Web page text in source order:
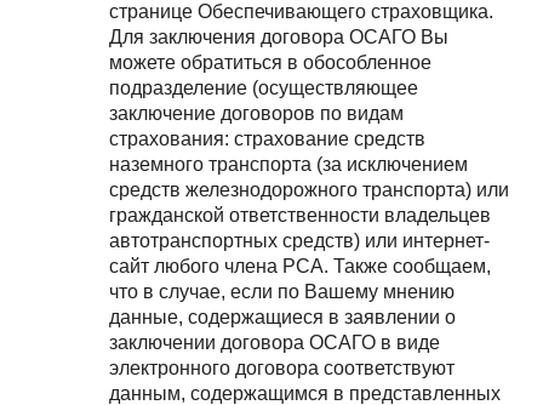
странице Обеспечивающего страховщика.
Для заключения договора ОСАГО Вы
можете обратиться в обособленное
подразделение (осуществляющее
заключение договоров по видам
страхования: страхование средств
наземного транспорта (за исключением
средств железнодорожного транспорта) или
гражданской ответственности владельцев
автотранспортных средств) или интернет-
сайт любого члена РСА. Также сообщаем,
что в случае, если по Вашему мнению
данные, содержащиеся в заявлении о
заключении договора ОСАГО в виде
электронного договора соответствуют
данным, содержащимся в представленных